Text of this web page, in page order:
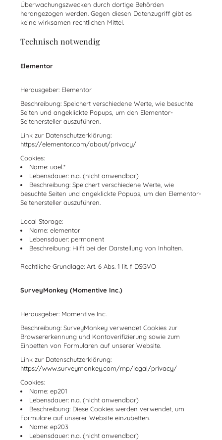
Überwachungszwecken durch dortige Behörden
herangezogen werden. Gegen diesen Datenzugriff gibt es
keine wirksamen rechtlichen Mittel.
Technisch notwendig
Elementor
Herausgeber: Elementor
Beschreibung: Speichert verschiedene Werte, wie besuchte
Seiten und angeklickte Popups, um den Elementor-
Seitenersteller auszuführen.
Link zur Datenschutzerklärung:
https://elementor.com/about/privacy/
Cookies:
Name: uael.*
Lebensdauer: n.a. (nicht anwendbar)
Beschreibung: Speichert verschiedene Werte, wie
besuchte Seiten und angeklickte Popups, um den Elementor-
Seitenersteller auszuführen.
Local Storage:
Name: elementor
Lebensdauer: permanent
Beschreibung: Hilft bei der Darstellung von Inhalten.
Rechtliche Grundlage: Art. 6 Abs. 1 lit. f DSGVO
SurveyMonkey (Momentive Inc.)
Herausgeber: Momentive Inc.
Beschreibung: SurveyMonkey verwendet Cookies zur
Browsererkennung und Kontoverifizierung sowie zum
Einbetten von Formularen auf unserer Website.
Link zur Datenschutzerklärung:
https://www.surveymonkey.com/mp/legal/privacy/
Cookies:
Name: ep201
Lebensdauer: n.a. (nicht anwendbar)
Beschreibung: Diese Cookies werden verwendet, um
Formulare auf unserer Website einzubetten.
Name: ep203
Lebensdauer: n.a. (nicht anwendbar)